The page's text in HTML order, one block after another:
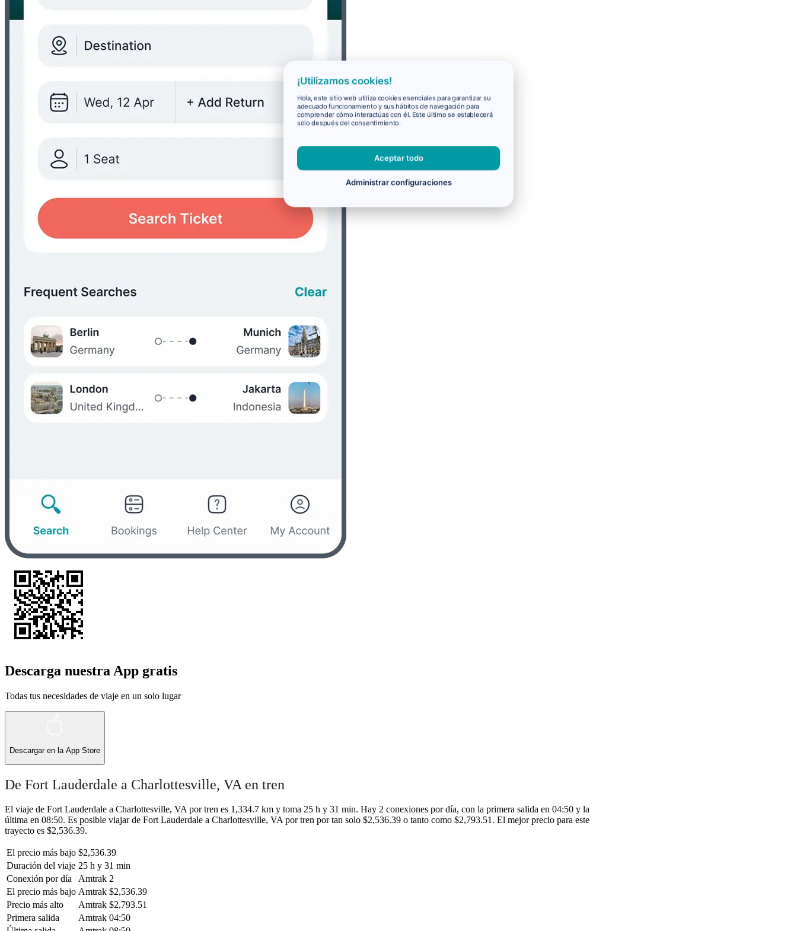
Descarga nuestra App gratis
Todas tus necesidades de viaje en un solo lugar
Descargar en la App Store
De Fort Lauderdale a Charlottesville, VA en tren
El viaje de Fort Lauderdale a Charlottesville, VA por tren es 1,334.7 km y toma 25 h y 31 min. Hay 2 conexiones por día, con la primera salida en 04:50 y la
última en 08:50. Es posible viajar de Fort Lauderdale a Charlottesville, VA por tren por tan solo $2,536.39 o tanto como $2,793.51. El mejor precio para este
trayecto es $2,536.39.
El precio más bajo $2,536.39
Duración del viaje 25 h y 31 min
Conexión por día
Amtrak 2
El precio más bajo Amtrak $2,536.39
Precio más alto
Amtrak $2,793.51
Primera salida
Amtrak 04:50
¡Utilizamos cookies!
Hola, este sitio web utiliza cookies esenciales para garantizar su
adecuado funcionamiento y sus hábitos de navegación para
comprender cómo interactúas con él. Este último se establecerá
solo después del consentimiento.
Aceptar todo
Administrar configuraciones